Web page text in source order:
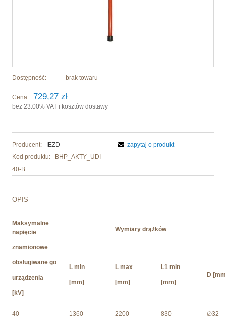
Dostępność: brak towaru
Cena: 729,27 zł
bez 23.00% VAT i kosztów dostawy
Producent:
IEZD
Kod produktu:
BHP_AKTY_UDI-
40-B
zapytaj o produkt
OPIS
Maksymalne
napięcie
znamionowe
obsługiwane go
urządzenia
[kV]
Wymiary drążków
L min
[mm]
L max
[mm]
L1 min
[mm]
D
40 1360 2200 830 ∅32